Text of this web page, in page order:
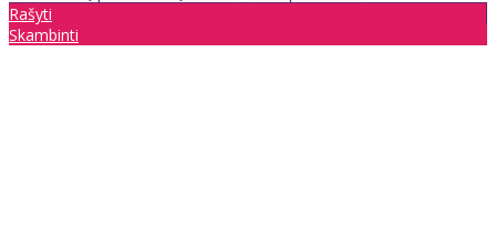
Rašyti
Skambinti